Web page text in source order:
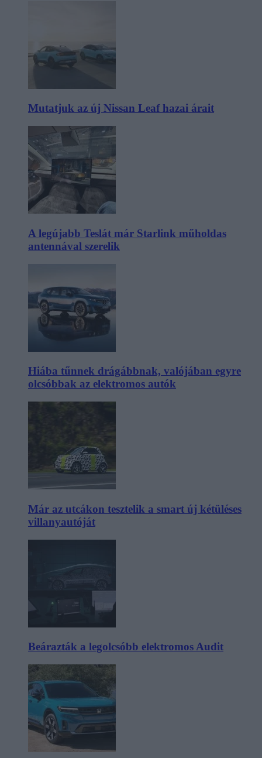
Mutatjuk az új Nissan Leaf hazai árait
A legújabb Teslát már Starlink műholdas
antennával szerelik
Hiába tűnnek drágábbnak, valójában egyre
olcsóbbak az elektromos autók
Már az utcákon tesztelik a smart új kétüléses
villanyautóját
Beárazták a legolcsóbb elektromos Audit